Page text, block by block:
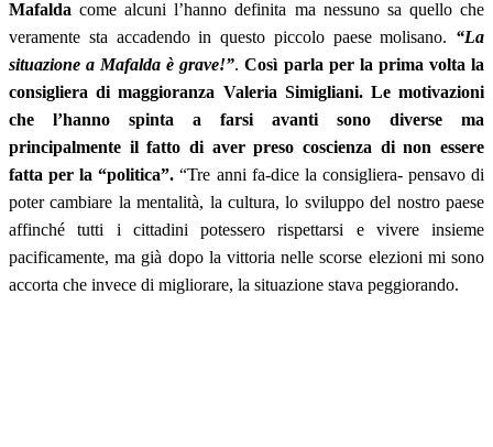
Mafaldacome alcuni l’hanno definita ma nessuno sa quello che
veramente sta accadendo in questo piccolo paese molisano. “La
situazione a Mafalda è grave!”.Così parla per la prima volta la
consigliera di maggioranza Valeria Simigliani. Le motivazioni
che l’hanno spinta a farsi avanti sono diverse ma
principalmente il fatto di aver preso coscienza di non essere
fatta per la “politica”. “Tre anni fa-dice la consigliera- pensavo di
poter cambiare la mentalità, la cultura, lo sviluppo del nostro paese
affinché tutti i cittadini potessero rispettarsi e vivere insieme
pacificamente, ma già dopo la vittoria nelle scorse elezioni mi sono
accorta che invece di migliorare, la situazione stava peggiorando.